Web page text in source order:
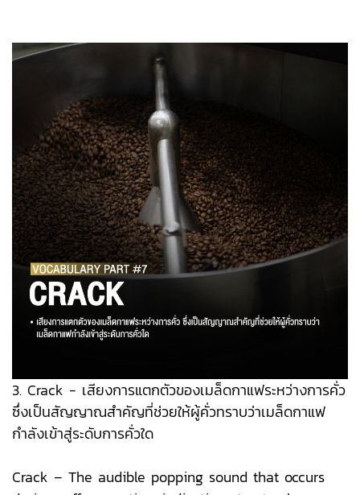
3. Crack - เสียงการแตกตัวของเมล็ดกาแฟระหว่างการคั่ว
ซึ่งเป็นสัญญาณสำคัญที่ช่วยให้ผู้คั่วทราบว่าเมล็ดกาแฟ
กำลังเข้าสู่ระดับการคั่วใด
Crack – The audible popping sound that occurs